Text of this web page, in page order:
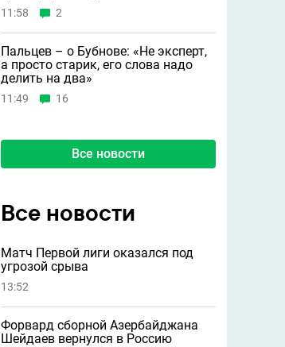
11:58 2
Пальцев – о Бубнове: «Не эксперт,
а просто старик, его слова надо
делить на два»
11:49 16
Все новости
Все новости
Матч Первой лиги оказался под
угрозой срыва
13:52
Форвард сборной Азербайджана
Шейдаев вернулся в Россию